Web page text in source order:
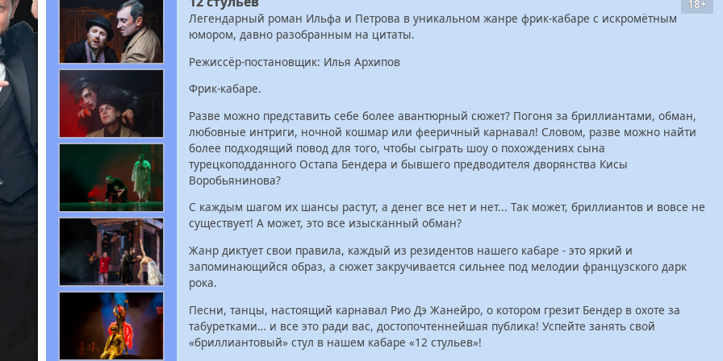
18+
Легендарный роман Ильфа и Петрова в уникальном жанре фрик-кабаре с искромётным
юмором, давно разобранным на цитаты.
Режиссёр-постановщик: Илья Архипов
Фрик-кабаре.
Разве можно представить себе более авантюрный сюжет? Погоня за бриллиантами, обман,
любовные интриги, ночной кошмар или фееричный карнавал! Словом, разве можно найти
более подходящий повод для того, чтобы сыграть шоу о похождениях сына
турецкоподданного Остапа Бендера и бывшего предводителя дворянства Кисы
Воробьянинова?
С каждым шагом их шансы растут, а денег все нет и нет... Так может, бриллиантов и вовсе не
существует! А может, это все изысканный обман?
Жанр диктует свои правила, каждый из резидентов нашего кабаре - это яркий и
запоминающийся образ, а сюжет закручивается сильнее под мелодии французского дарк
рока.
Песни, танцы, настоящий карнавал Рио Дэ Жанейро, о котором грезит Бендер в охоте за
табуретками… и все это ради вас, достопочтеннейшая публика! Успейте занять свой
«бриллиантовый» стул в нашем кабаре «12 стульев»!